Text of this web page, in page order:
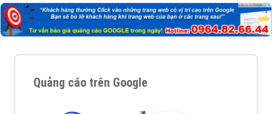
Quảng cáo trên Google